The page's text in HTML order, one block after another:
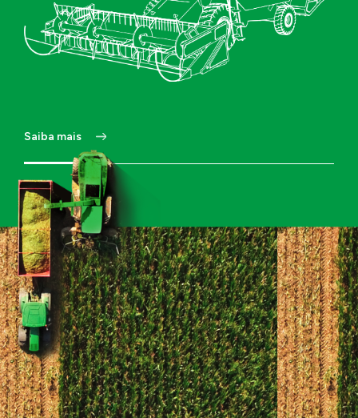
Contato Telefone
Endereço
Sobre o Projeto
Saiba mais